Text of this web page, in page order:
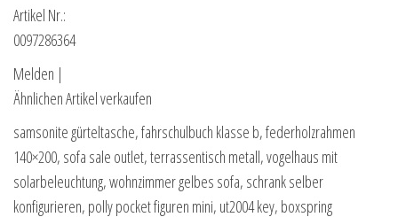
Artikel Nr.:
0097286364
Melden |
Ähnlichen Artikel verkaufen
samsonite gürteltasche, fahrschulbuch klasse b, federholzrahmen
140×200, sofa sale outlet, terrassentisch metall, vogelhaus mit
solarbeleuchtung, wohnzimmer gelbes sofa, schrank selber
konfigurieren, polly pocket figuren mini, ut2004 key, boxspring